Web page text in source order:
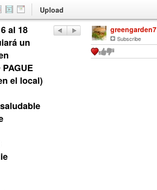
Upload
al 18
un
el local)
greengarden7
Subscribe